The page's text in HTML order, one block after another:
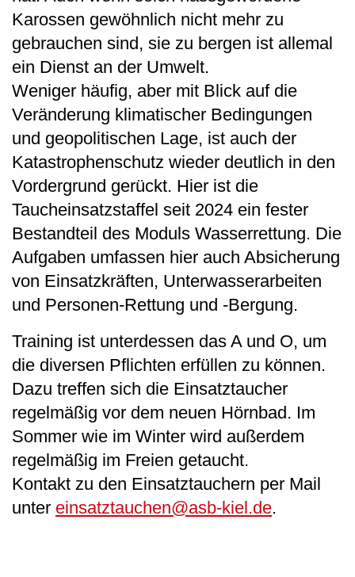
Karossen gewöhnlich nicht mehr zu
gebrauchen sind, sie zu bergen ist allemal
ein Dienst an der Umwelt.
Weniger häufig, aber mit Blick auf die
Veränderung klimatischer Bedingungen
und geopolitischen Lage, ist auch der
Katastrophenschutz wieder deutlich in den
Vordergrund gerückt. Hier ist die
Taucheinsatzstaffel seit 2024 ein fester
Bestandteil des Moduls Wasserrettung. Die
Aufgaben umfassen hier auch Absicherung
von Einsatzkräften, Unterwasserarbeiten
und Personen-Rettung und -Bergung.
Training ist unterdessen das A und O, um
die diversen Pflichten erfüllen zu können.
Dazu treffen sich die Einsatztaucher
regelmäßig vor dem neuen Hörnbad. Im
Sommer wie im Winter wird außerdem
regelmäßig im Freien getaucht.
Kontakt zu den Einsatztauchern per Mail
unter einsatztauchen@asb-kiel.de.